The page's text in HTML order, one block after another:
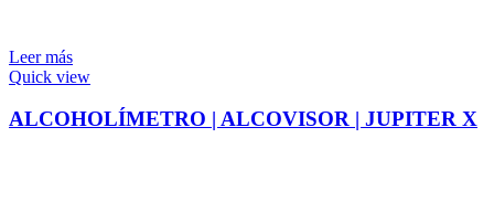
Leer más
Quick view
ALCOHOLÍMETRO | ALCOVISOR | JUPITER X